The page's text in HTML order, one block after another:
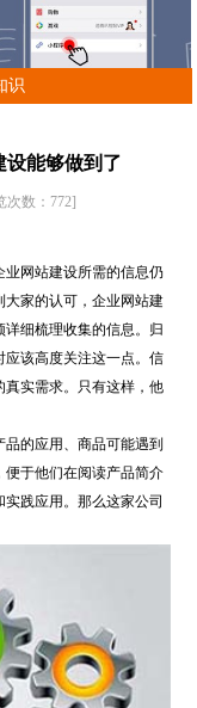
识
设能够做到了
次数： 772]
业网站建设所需的信息仍
大家的认可，企业网站建
细梳理收集的信息。归
应该高度关注这一点。信
真实需求。只有这样，他
的应用、商品可能遇到
便于他们在阅读产品简介
践应用。那么这家公司